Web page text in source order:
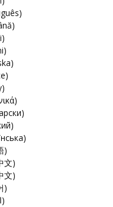
)
文)
文)
)
VA2432-MHD-3 UserGuide (ﺍﻟﻌﺭﺑﻳﺔ)